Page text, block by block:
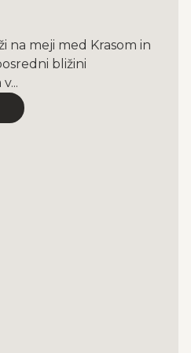
na meji med Krasom in
bližini